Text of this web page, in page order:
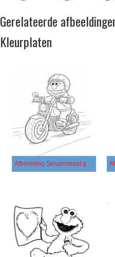
Gerelateerde
Kleurplaten
Afbeelding Sesamstraat gratis afdrukbaar